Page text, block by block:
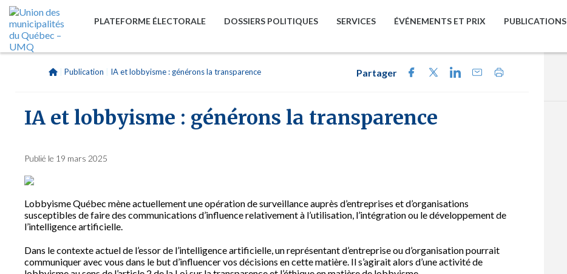
PLATEFORME ÉLECTORALE DOSSIERS POLITIQUES SERVICES ÉVÉNEMENTS ET PRIX PUBLICATIONS
Publication IA et lobbyisme : générons la transparence Partager
IA et lobbyisme : générons la transparence
Publié le 19 mars 2025
Lobbyisme Québec mène actuellement une opération de surveillance auprès d’entreprises et d’organisations
susceptibles de faire des communications d’influence relativement à l’utilisation, l’intégration ou le développement de
l’intelligence artificielle.
Dans le contexte actuel de l’essor de l’intelligence artificielle, un représentant d’entreprise ou d’organisation pourrait
communiquer avec vous dans le but d’influencer vos décisions en cette matière. Il s’agirait alors d’une activité de